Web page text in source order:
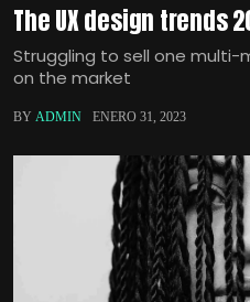
The UX design trends
Struggling to sell one multi-
on the market
BY ADMIN ENERO 31, 2023